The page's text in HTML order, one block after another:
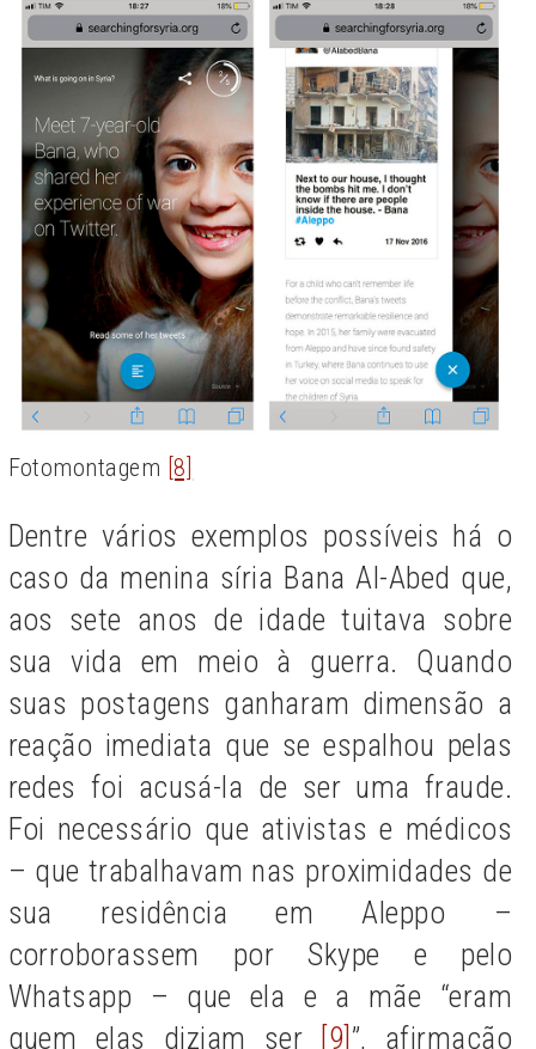
Fotomontagem [8]
Dentre vários exemplos possíveis há o
caso da menina síria Bana Al-Abed que,
aos sete anos de idade tuitava sobre
sua vida em meio à guerra. Quando
suas postagens ganharam dimensão a
reação imediata que se espalhou pelas
redes foi acusá-la de ser uma fraude.
Foi necessário que ativistas e médicos
– que trabalhavam nas proximidades de
sua residência em Aleppo –
corroborassem por Skype e pelo
Whatsapp – que ela e a mãe “eram
quem elas diziam ser [9]”, afirmação